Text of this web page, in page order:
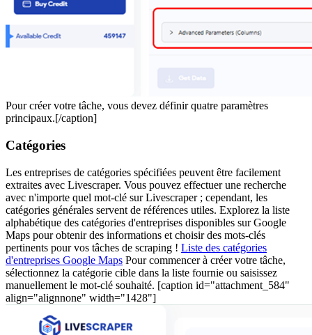
Pour créer votre tâche, vous devez définir quatre paramètres
principaux.[/caption]
Catégories
Les entreprises de catégories spécifiées peuvent être facilement
extraites avec Livescraper. Vous pouvez effectuer une recherche
avec n'importe quel mot-clé sur Livescraper ; cependant, les
catégories générales servent de références utiles. Explorez la liste
alphabétique des catégories d'entreprises disponibles sur Google
Maps pour obtenir des informations et choisir des mots-clés
pertinents pour vos tâches de scraping ! Liste des catégories
d'entreprises Google Maps Pour commencer à créer votre tâche,
sélectionnez la catégorie cible dans la liste fournie ou saisissez
manuellement le mot-clé souhaité. [caption id="attachment_584"
align="alignnone" width="1428"]